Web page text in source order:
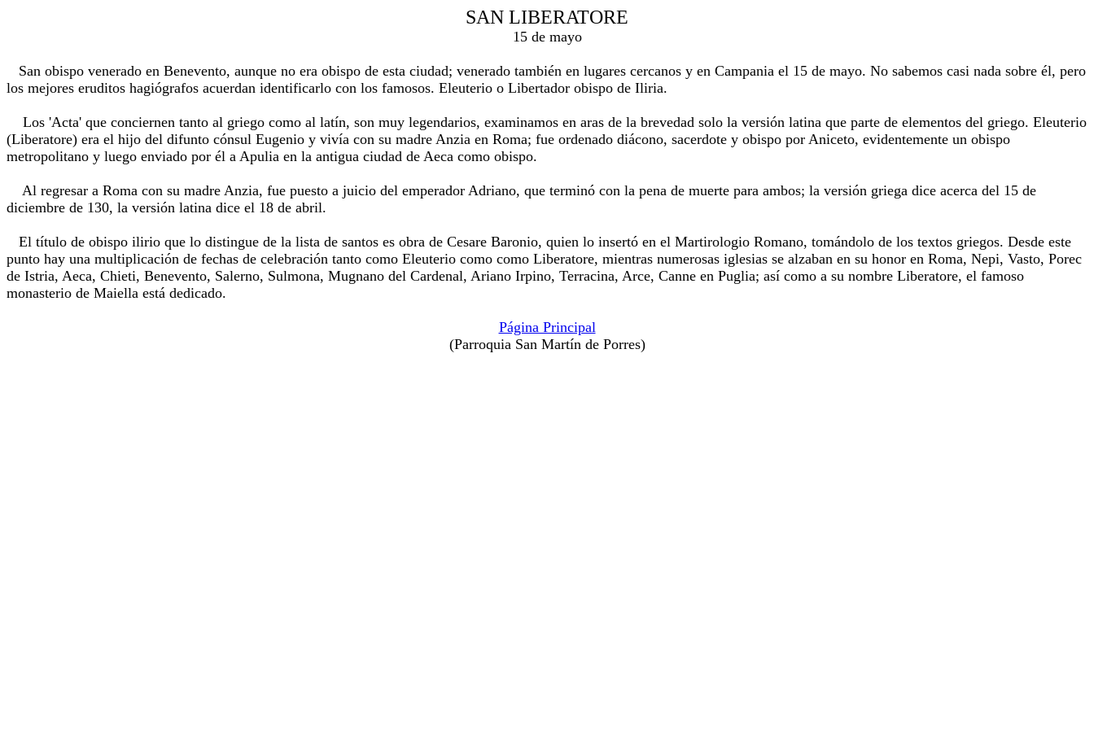
SAN LIBERATORE
15 de mayo
San obispo venerado en Benevento, aunque no era obispo de esta ciudad; venerado también en lugares cercanos y en Campania el 15 de mayo. No sabemos casi nada sobre él, pero
los mejores eruditos hagiógrafos acuerdan identificarlo con los famosos. Eleuterio o Libertador obispo de Iliria.
Los 'Acta' que conciernen tanto al griego como al latín, son muy legendarios, examinamos en aras de la brevedad solo la versión latina que parte de elementos del griego. Eleuterio
(Liberatore) era el hijo del difunto cónsul Eugenio y vivía con su madre Anzia en Roma; fue ordenado diácono, sacerdote y obispo por Aniceto, evidentemente un obispo
metropolitano y luego enviado por él a Apulia en la antigua ciudad de Aeca como obispo.
Al regresar a Roma con su madre Anzia, fue puesto a juicio del emperador Adriano, que terminó con la pena de muerte para ambos; la versión griega dice acerca del 15 de
diciembre de 130, la versión latina dice el 18 de abril.
El título de obispo ilirio que lo distingue de la lista de santos es obra de Cesare Baronio, quien lo insertó en el Martirologio Romano, tomándolo de los textos griegos. Desde este
punto hay una multiplicación de fechas de celebración tanto como Eleuterio como como Liberatore, mientras numerosas iglesias se alzaban en su honor en Roma, Nepi, Vasto, Porec
de Istria, Aeca, Chieti, Benevento, Salerno, Sulmona, Mugnano del Cardenal, Ariano Irpino, Terracina, Arce, Canne en Puglia; así como a su nombre Liberatore, el famoso
monasterio de Maiella está dedicado.
Página Principal
(Parroquia San Martín de Porres)